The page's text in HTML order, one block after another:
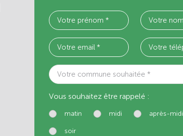
Votre commune souhaitée *
Vous souhaitez être rappelé :
matin midi après-midi
soir